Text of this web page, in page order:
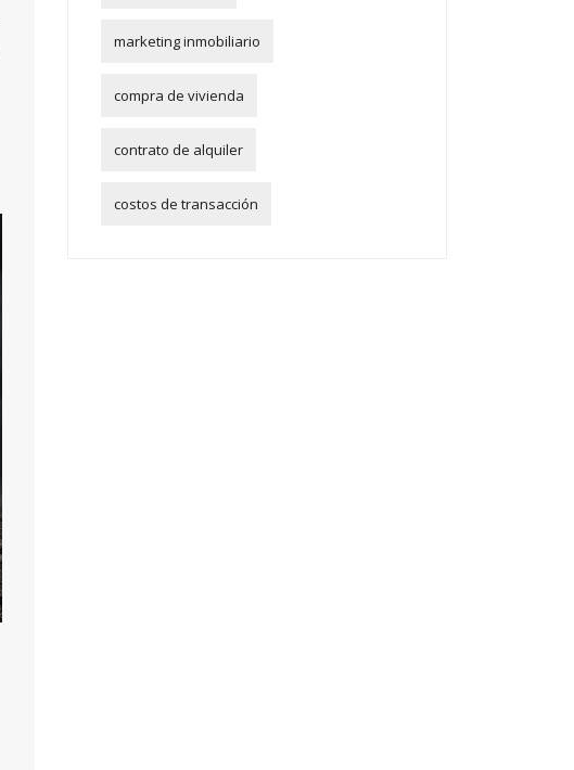
marketing inmobiliario
compra de vivienda
contrato de alquiler
costos de transacción